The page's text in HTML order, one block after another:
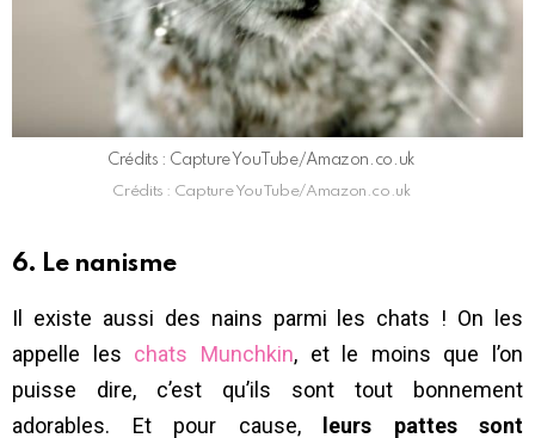
Crédits : Capture YouTube/Amazon.co.uk
Crédits : Capture YouTube/Amazon.co.uk
6. Le nanisme
Il existe aussi des nains parmi les chats ! On les
appelle les chats Munchkin, et le moins que l’on
puisse dire, c’est qu’ils sont tout bonnement
adorables. Et pour cause,
leurs pattes sont